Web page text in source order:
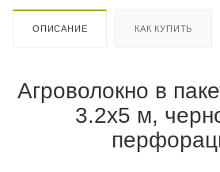
ОПИСАНИЕ КАК КУПИТЬ
Агроволокно в
3.2х5 м,